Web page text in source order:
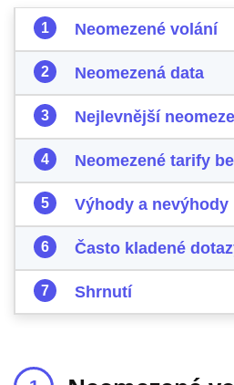
Neomezené volání
Neomezená data
Nejlevnější
Neomezené tarify
Výhody a nevýhody
Často kladené
Shrnutí